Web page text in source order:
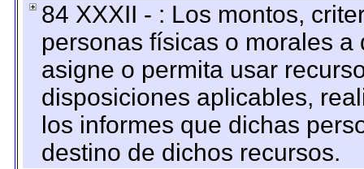
84 XXXII - : Los montos,
personas físicas o morales
asigne o permita usar
disposiciones aplicables,
los informes que dichas
destino de dichos recursos.